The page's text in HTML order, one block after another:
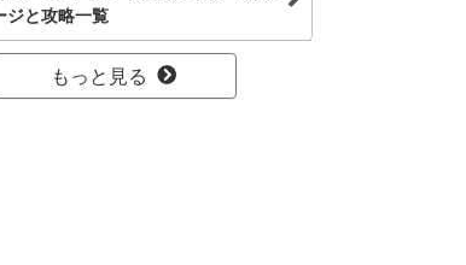
ジと攻略一覧
もっと見る